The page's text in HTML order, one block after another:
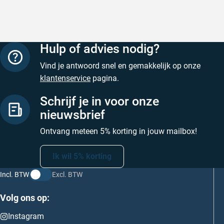
Hulp of advies nodig?
Vind je antwoord snel en gemakkelijk op onze
klantenservice pagina.
Schrijf je in voor onze
nieuwsbrief
Ontvang meteen 5% korting in jouw mailbox!
Ik wil 5% korting
Incl. BTW Excl. BTW
Volg ons op:
Instagram